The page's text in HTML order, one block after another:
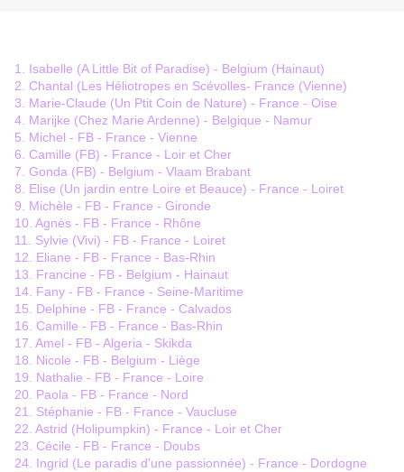
1. Isabelle (A Little Bit of Paradise) - Belgium (Hainaut)
2. Chantal (Les Héliotropes en Scévolles- France (Vienne)
3. Marie-Claude (Un Ptit Coin de Nature) - France - Oise
4. Marijke (Chez Marie Ardenne) - Belgique - Namur
5. Michel - FB - France - Vienne
6. Camille (FB) - France - Loir et Cher
7. Gonda (FB) - Belgium - Vlaam Brabant
8. Elise (Un jardin entre Loire et Beauce) - France - Loiret
9. Michèle - FB - France - Gironde
10. Agnès - FB - France - Rhône
11. Sylvie (Vivi) - FB - France - Loiret
12. Eliane - FB - France - Bas-Rhin
13. Francine - FB - Belgium - Hainaut
14. Fany - FB - France - Seine-Maritime
15. Delphine - FB - France - Calvados
16. Camille - FB - France - Bas-Rhin
17. Amel - FB - Algeria - Skikda
18. Nicole - FB - Belgium - Liège
19. Nathalie - FB - France - Loire
20. Paola - FB - France - Nord
21. Stéphanie - FB - France - Vaucluse
22. Astrid (Holipumpkin) - France - Loir et Cher
23. Cécile - FB - France - Doubs
24. Ingrid (Le paradis d'une passionnée) - France - Dordogne